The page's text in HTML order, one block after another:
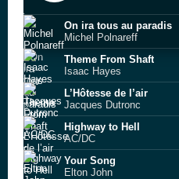
On ira tous au paradis
Michel Polnareff
Theme From Shaft
Isaac Hayes
L’Hôtesse de l’air
Jacques Dutronc
Highway to Hell
AC/DC
Your Song
Elton John